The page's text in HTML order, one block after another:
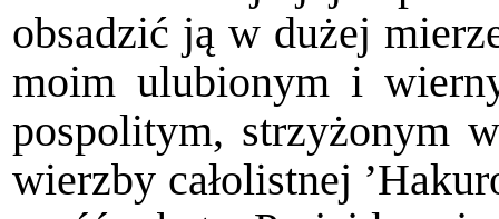
obsadzić ją w dużej
moim ulubionym i
pospolitym, strzyżonym
wierzby całolistnej